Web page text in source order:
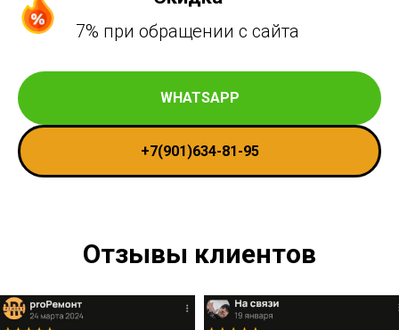
7% при обращении с сайта
WHATSAPP
+7(901)634-81-95
Отзывы клиентов